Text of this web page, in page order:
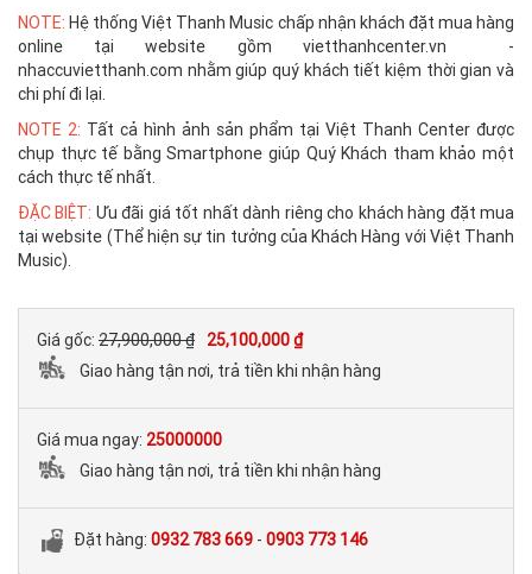
NOTE: Hệ thống Việt Thanh Music chấp nhận khách đặt mua hàng
online tại website gồm vietthanhcenter.vn -
nhaccuvietthanh.com nhằm giúp quý khách tiết kiệm thời gian và
chi phí đi lại.
NOTE 2: Tất cả hình ảnh sản phẩm tại Việt Thanh Center được
chụp thực tế bằng Smartphone giúp Quý Khách tham khảo một
cách thực tế nhất.
ĐẶC BIỆT: Ưu đãi giá tốt nhất dành riêng cho khách hàng đặt mua
tại website (Thể hiện sự tin tưởng của Khách Hàng với Việt Thanh
Music).
Giá gốc: 27,900,000 ₫
25,100,000 ₫
Giao hàng tận nơi, trả tiền khi nhận hàng
Giá mua ngay: 25000000
Giao hàng tận nơi, trả tiền khi nhận hàng
Đặt hàng: 0932 783 669 - 0903 773 146